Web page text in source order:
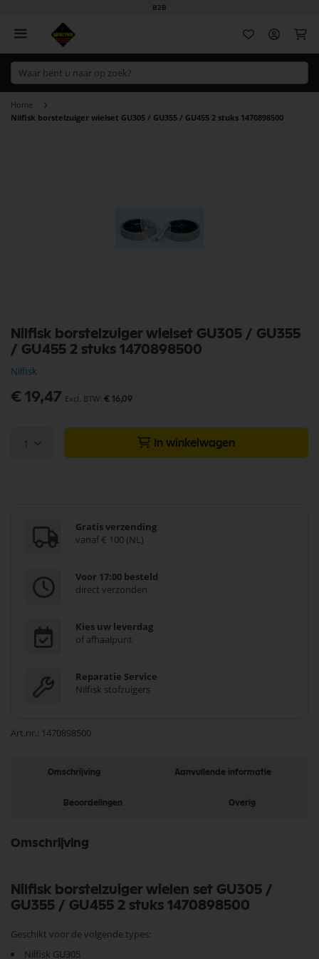
B2B
Home
Nilfisk borstelzuiger wielset GU305 / GU355 / GU455 2 stuks 1470898500
Nilfisk borstelzuiger wielset GU305 / GU355
/ GU455 2 stuks 1470898500
Nilfisk
€ 19,47 € 16,09
1 In winkelwagen
Gratis verzending
vanaf € 100 (NL)
Voor 17:00 besteld
direct verzonden
Kies uw leverdag
of afhaalpunt
Reparatie Service
Nilfisk stofzuigers
Art.nr. 1470898500
naar
het
van
de
afbeeldingen-
Omschrijving Aanvullende informatie
Beoordelingen Overig
Omschrijving
Nilfisk borstelzuiger wielen set GU305 /
GU355 / GU455 2 stuks 1470898500
Geschikt voor de volgende types:
Nilfisk GU305